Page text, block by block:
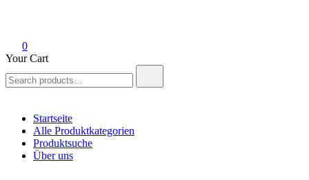
0
Your Cart
for:
Startseite
Alle Produktkategorien
Produktsuche
Über uns